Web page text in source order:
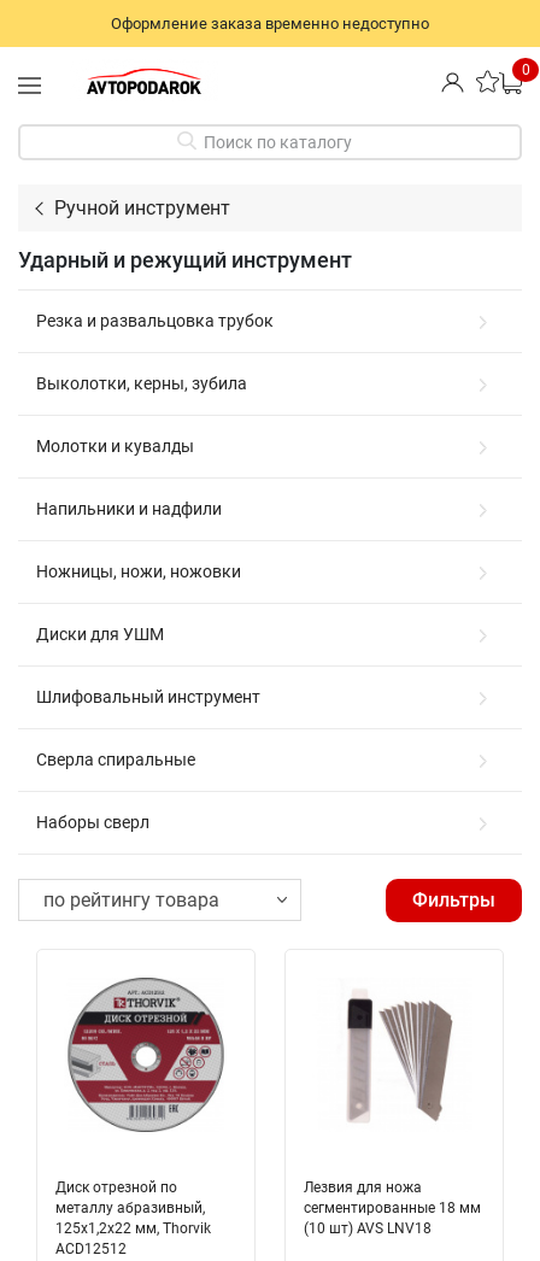
Оформление заказа временно недоступно
0
Поиск по каталогу
Ручной инструмент
Ударный и режущий инструмент
Резка и развальцовка трубок
Выколотки, керны, зубила
Молотки и кувалды
Напильники и надфили
Ножницы, ножи, ножовки
Диски для УШМ
Шлифовальный инструмент
Сверла спиральные
Наборы сверл
Фильтры
Диск отрезной по
металлу абразивный,
125х1,2х22 мм, Thorvik
ACD12512
Лезвия для ножа
сегментированные 18 мм
(10 шт) AVS LNV18